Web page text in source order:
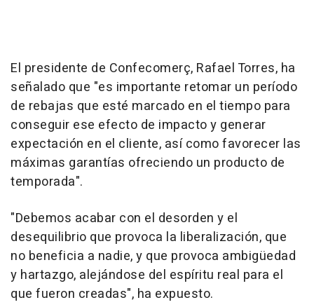
El presidente de Confecomerç, Rafael Torres, ha
señalado que "es importante retomar un período
de rebajas que esté marcado en el tiempo para
conseguir ese efecto de impacto y generar
expectación en el cliente, así como favorecer las
máximas garantías ofreciendo un producto de
temporada".
"Debemos acabar con el desorden y el
desequilibrio que provoca la liberalización, que
no beneficia a nadie, y que provoca ambigüedad
y hartazgo, alejándose del espíritu real para el
que fueron creadas", ha expuesto.